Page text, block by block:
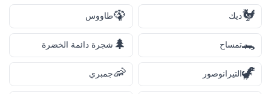
🐓ديك 🦚طاووس
🐊تمساح 🌲 شجرة دائمة الخضرة
🦖التيرانوصور 🦐جمبري